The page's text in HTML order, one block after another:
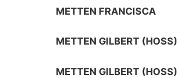
METTEN FRANCISCA
METTEN GILBERT (HOSS)
METTEN GILBERT (HOSS)